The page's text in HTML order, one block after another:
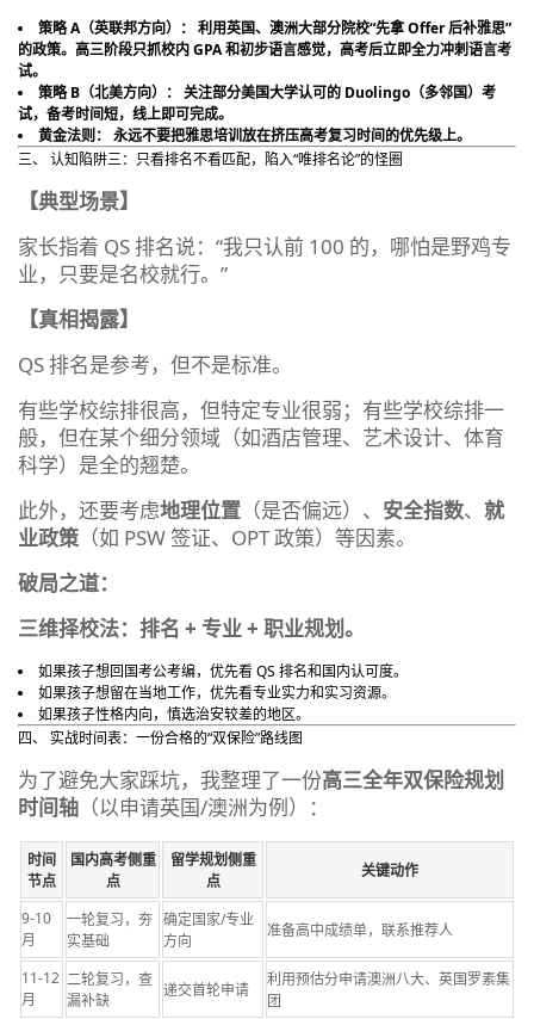
策略 A（英联邦方向）：​ 利用英国、澳洲大部分院校“先拿 Offer 后补雅思”
的政策。高三阶段只抓校内 GPA 和初步语言感觉，高考后立即全力冲刺语言考
试。
策略 B（北美方向）：​ 关注部分美国大学认可的 Duolingo（多邻国）考
试，备考时间短，线上即可完成。
黄金法则：​ 永远不要把雅思培训放在挤压高考复习时间的优先级上。
三、 认知陷阱三：只看排名不看匹配，陷入“唯排名论”的怪圈
【典型场景】
家长指着 QS 排名说：“我只认前 100 的，哪怕是野鸡专
业，只要是名校就行。”
【真相揭露】
QS 排名是参考，但不是标准。
有些学校综排很高，但特定专业很弱；有些学校综排一
般，但在某个细分领域（如酒店管理、艺术设计、体育
科学）是全的翘楚。
此外，还要考虑地理位置 （是否偏远）、 安全指数、 就
业政策 （如 PSW 签证、OPT 政策）等因素。
破局之道：
三维择校法：排名 + 专业 + 职业规划。
如果孩子想回国考公考编，优先看 QS 排名和国内认可度。
如果孩子想留在当地工作，优先看专业实力和实习资源。
如果孩子性格内向，慎选治安较差的地区。
四、 实战时间表：一份合格的“双保险”路线图
为了避免大家踩坑，我整理了一份高三全年双保险规划
时间轴 （以申请英国/澳洲为例）：
时间
节点
国内高考侧重
点
留学规划侧重
点
关键动作
9‑10
月​
一轮复习，夯
实基础
确定国家/专业
方向
准备高中成绩单，联系推荐人
11‑12
月​
二轮复习，查
漏补缺
递交首轮申请
利用预估分申请澳洲八大、英国罗素集
团